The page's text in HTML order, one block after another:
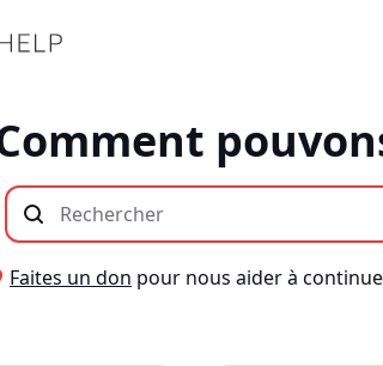
Faites un don pour nous aider à